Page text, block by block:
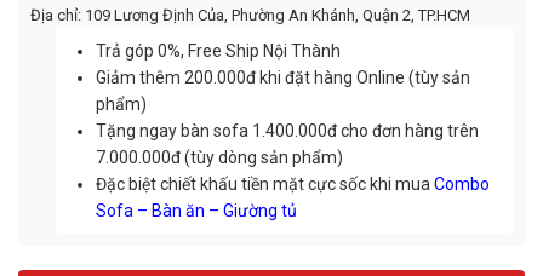
Địa chỉ: 109 Lương Định Của, Phường An Khánh, Quận 2, TP.HCM
Trả góp 0%, Free Ship Nội Thành
Giảm thêm 200.000đ khi đặt hàng Online (tùy sản
phẩm)
Tặng ngay bàn sofa 1.400.000đ cho đơn hàng trên
7.000.000đ (tùy dòng sản phẩm)
Đặc biệt chiết khấu tiền mặt cực sốc khi muaCombo
Sofa – Bàn ăn – Giường tủ